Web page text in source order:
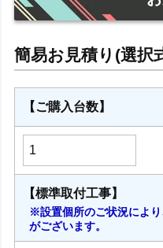
【ご購入台数】
【標準取付工事】
※設置個所のご状況によ
がございます。